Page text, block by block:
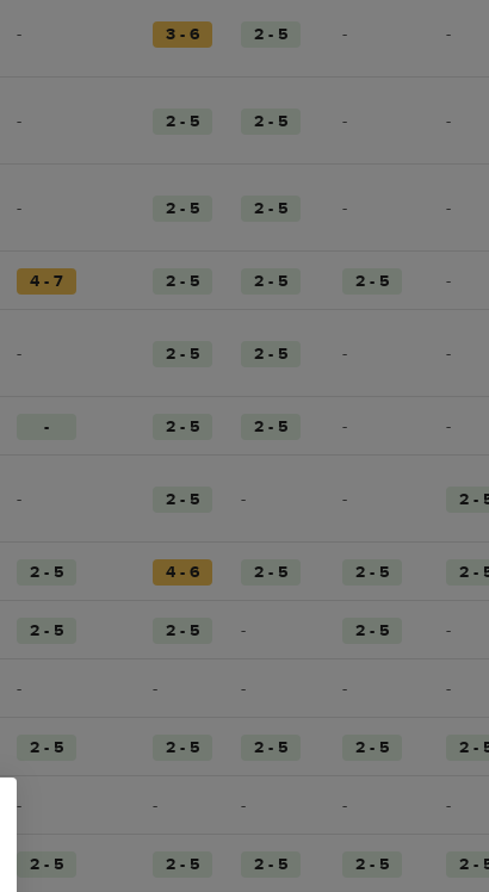
- 3 - 6 2 - 5 - -
- 2 - 5 2 - 5 - -
- 2 - 5 2 - 5 - -
4 - 7 2 - 5 2 - 5 2 - 5 -
- 2 - 5 2 - 5 - -
- 2 - 5 2 - 5 - -
- 2 - 5 - - 2 -
2 - 5 4 - 6 2 - 5 2 - 5 2 -
2 - 5 2 - 5 - 2 - 5 -
- - - - -
2 - 5 2 - 5 2 - 5 2 - 5 2 -
- - - - -
2 - 5 2 - 5 2 - 5 2 - 5 2 -